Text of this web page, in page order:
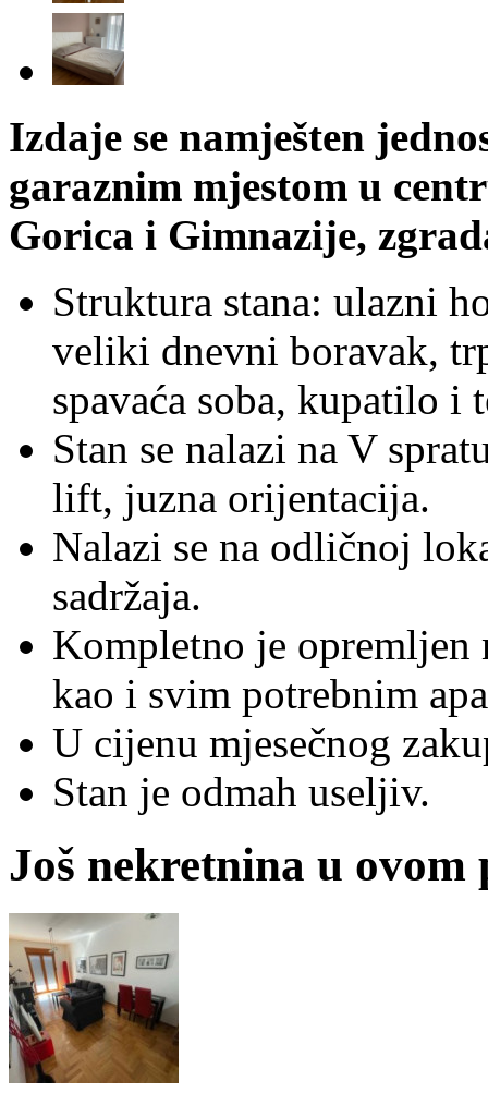
Izdaje se namješten
garaznim mjestom u
Gorica i Gimnazije,
Struktura stana: ulazni
veliki dnevni boravak,
spavaća soba, kupatilo i
Stan se nalazi na V
lift, juzna orijentacija.
Nalazi se na odličnoj
sadržaja.
Kompletno je
kao i svim potrebnim
U cijenu mjesečnog
Stan je odmah useljiv.
Još nekretnina u ovom